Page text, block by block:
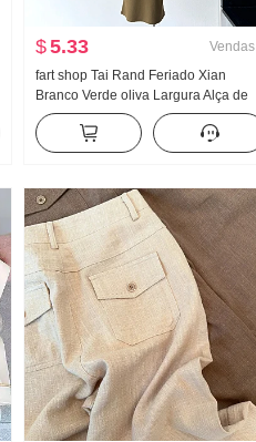
$5.33 Vendas
fart shop Tai Rand Feriado Xian
Branco Verde oliva Largura Alça de
Ombro Pit Artigo Vestido feminino
Primavera e verão Vestido longo